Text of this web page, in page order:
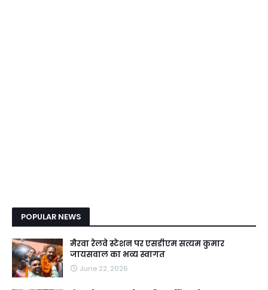
POPULAR NEWS
मैरवा रेलवे स्टेशन पर एसडीएम सत्यम कुमार
जायसवाल का भव्य स्वागत
June 22, 2026